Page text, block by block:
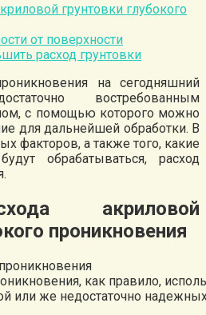
грунтовки глубокого
от поверхности
расход грунтовки
на сегодняшний
востребованным
с помощью которого можно
для дальнейшей обработки. В
факторов, а также того, какие
обрабатываться, расход
акриловой
проникновения
как правило,
или же недостаточно